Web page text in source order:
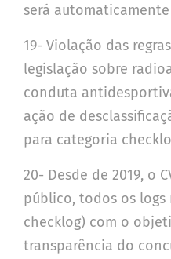
será
19- Violação das
legislação sobre
conduta
ação de
para categoria
20- Desde de 2019, o
público, todos os logs
checklog) com o
transparência do